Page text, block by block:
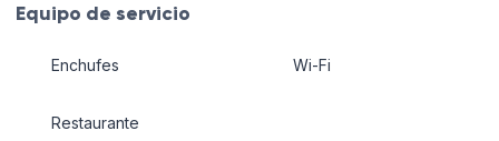
Equipo de servicio
Enchufes
Restaurante
Wi-Fi